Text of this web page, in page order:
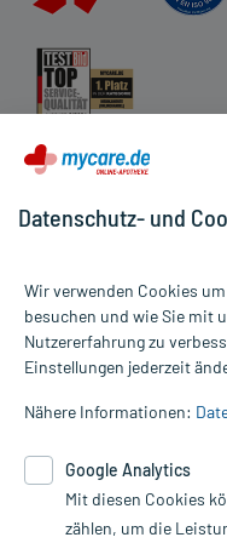
Alle Preise gelten inkl.
Informationen auf dieser
die Untersuchung und
Therapien eingeleitet
Google Analytics. Lesen
unserer
Datenschutz- und
Wir verwenden Cookies
besuchen und wie Sie mit
Nutzererfahrung zu
Einstellungen jederzeit
Nähere Informationen:
Google Analytics
Mit diesen Cookies
zählen, um die